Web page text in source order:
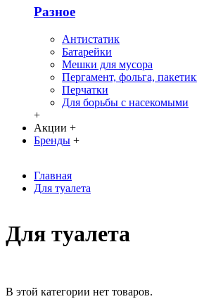
Разное
Антистатик
Батарейки
Мешки для мусора
Пергамент, фольга,
Перчатки
Для борьбы с насекомыми
+
Акции +
Бренды +
Главная
Для туалета
Для туалета
В этой категории нет товаров.